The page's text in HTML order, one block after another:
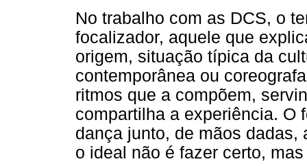
No trabalho com as DCS, o
focalizador, aquele que
origem, situação típica da
contemporânea ou
ritmos que a compõem,
compartilha a experiência. O
dança junto, de mãos dadas,
o ideal não é fazer certo,